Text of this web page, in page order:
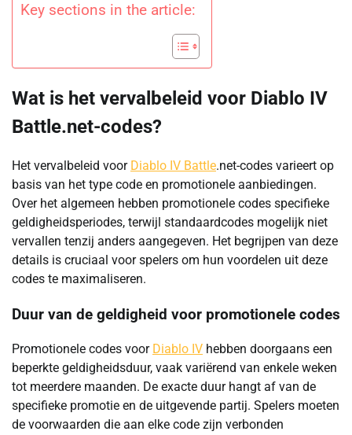
Key sections in the article:
Wat is het vervalbeleid voor Diablo IV
Battle.net-codes?
Het vervalbeleid voor Diablo IV Battle.net-codes varieert op
basis van het type code en promotionele aanbiedingen.
Over het algemeen hebben promotionele codes specifieke
geldigheidsperiodes, terwijl standaardcodes mogelijk niet
vervallen tenzij anders aangegeven. Het begrijpen van deze
details is cruciaal voor spelers om hun voordelen uit deze
codes te maximaliseren.
Duur van de geldigheid voor promotionele codes
Promotionele codes voor Diablo IV hebben doorgaans een
beperkte geldigheidsduur, vaak variërend van enkele weken
tot meerdere maanden. De exacte duur hangt af van de
specifieke promotie en de uitgevende partij. Spelers moeten
de voorwaarden die aan elke code zijn verbonden